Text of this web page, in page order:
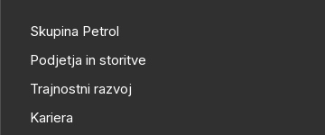
Skupina Petrol
Podjetja in storitve
Trajnostni razvoj
Kariera